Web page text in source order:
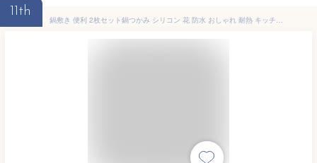
11th
鍋敷き 便利 2枚セット鍋つかみ シリコン 花 防水 おしゃれ 耐熱 キッチン 料理 陶器 母の日 お祝い 雑貨 テーブル雑貨 カフェ プレゼント なべしき プレゼント モダン フラワー 洗い替え 便利グッズ 北欧 ワインレッド ピンクベージュ グリーン グレー